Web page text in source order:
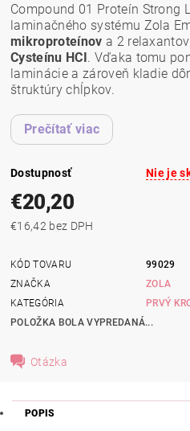
Compound 01 Proteín Strong
laminačného systému Zola
mikroproteínov a 2
Cysteínu HCI. Vďaka tomu
laminácie a zároveň kladie
štruktúry chĺpkov.
Prečítať viac
Dostupnosť Nie je
€20,20
€16,42 bez DPH
KÓD TOVARU
99029
ZNAČKA
ZOLA
KATEGÓRIA
PRVÝ
POLOŽKA BOLA VYPREDANÁ...
Otázka
POPIS